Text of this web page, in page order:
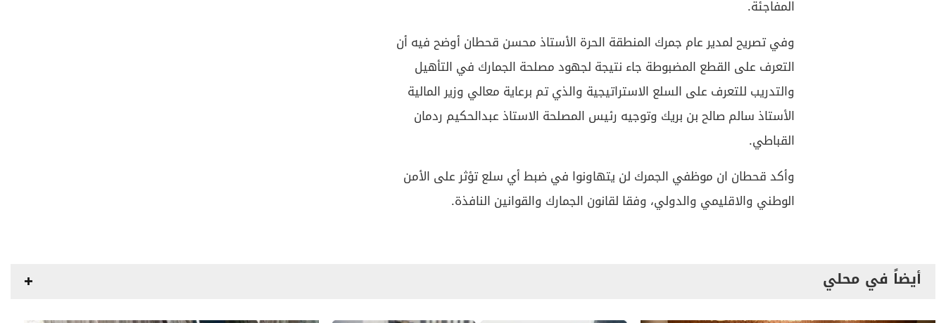
المفاجئة.
وفي تصريح لمدير عام جمرك المنطقة الحرة الأستاذ محسن قحطان أوضح فيه أن
التعرف على القطع المضبوطة جاء نتيجة لجهود مصلحة الجمارك في التأهيل
والتدريب للتعرف على السلع الاستراتيجية والذي تم برعاية معالي وزير المالية
الأستاذ سالم صالح بن بريك وتوجيه رئيس المصلحة الاستاذ عبدالحكيم ردمان
القباطي.
وأكد قحطان ان موظفي الجمرك لن يتهاونوا في ضبط أي سلع تؤثر على الأمن
الوطني والاقليمي والدولي، وفقا لقانون الجمارك والقوانين النافذة.
أيضاً في محلي